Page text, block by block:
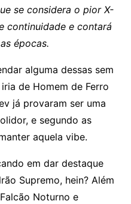
se considera o pior X-
continuidade e contará
épocas.
alguma dessas sem
de Homem de Ferro
já provaram ser uma
e segundo as
aquela vibe.
em dar destaque
Supremo, hein? Além
Noturno e